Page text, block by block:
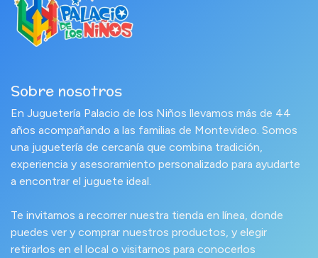
Sobre nosotros
En Juguetería Palacio de los Niños llevamos más de 44
años acompañando a las familias de Montevideo. Somos
una juguetería de cercanía que combina tradición,
experiencia y asesoramiento personalizado para ayudarte
a encontrar el juguete ideal.
Te invitamos a recorrer nuestra tienda en línea, donde
puedes ver y comprar nuestros productos, y elegir
retirarlos en el local o visitarnos para conocerlos